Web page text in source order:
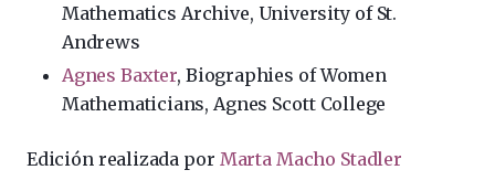
Mathematics Archive, University of St.
Andrews
Agnes Baxter, Biographies ofWomen
Mathematicians, Agnes Scott College
Edición realizada por Marta Macho Stadler